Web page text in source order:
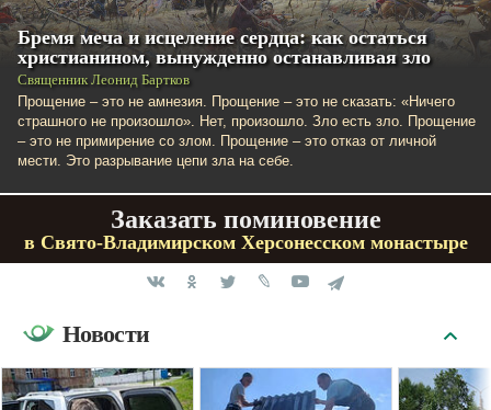
Бремя меча и исцеление сердца: как остаться
христианином, вынужденно останавливая зло
Священник Леонид Бартков
Прощение – это не амнезия. Прощение – это не сказать: «Ничего
страшного не произошло». Нет, произошло. Зло есть зло. Прощение
– это не примирение со злом. Прощение – это отказ от личной
мести. Это разрывание цепи зла на себе.
Заказать поминовение
в Свято-Владимирском Херсонесском монастыре
Новости